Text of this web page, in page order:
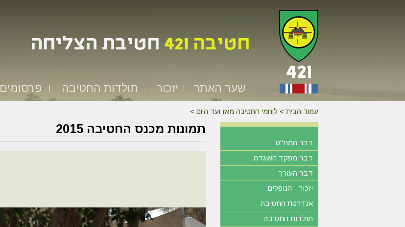
שער האתר יזכור תולדות החטיבה פרסומים
עמוד הבית > לוחמי החטיבה מאז ועד היום >
תמונות מכנס החטיבה 2015
דבר המח"ט
דבר מפקד האוגדה
דבר העורך
יזכור - הנופלים
אנדרטת החטיבה
תולדות החטיבה